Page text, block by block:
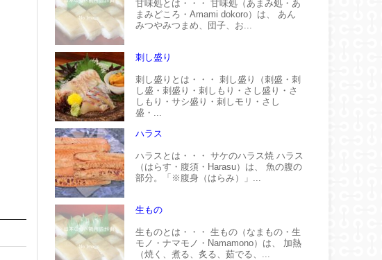
甘味処とは・・・ 甘味処（あまみ処・あ
まみどころ・Amami dokoro）は、 あん
みつやみつまめ、団子、お...
刺し盛り
刺し盛りとは・・・ 刺し盛り（刺盛・刺
し盛・刺盛り・刺しもり・さし盛り・さ
しもり・サシ盛り・刺しモリ・さし
盛・...
ハラス
ハラスとは・・・ サケのハラス焼 ハラス
（はらす・腹須・Harasu）は、 魚の腹の
部分。「※腹身（はらみ）」...
生もの
生ものとは・・・ 生もの（なまもの・生
モノ・ナマモノ・Namamono）は、 加熱
（焼く、煮る、炙る、茹でる、...